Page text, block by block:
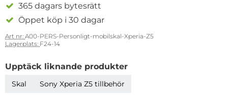
365 dagars bytesrätt
Öppet köp i 30 dagar
Art nr: A00-PERS-Personligt-mobilskal-Xperia-Z5
Lagerplats: F24-14
Upptäck liknande produkter
Skal Sony Xperia Z5 tillbehör